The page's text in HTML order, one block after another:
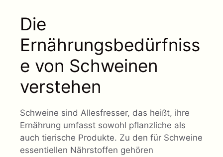
Die
Ernährungsbedürfniss
e von Schweinen
verstehen
Schweine sind Allesfresser, das heißt, ihre
Ernährung umfasst sowohl pflanzliche als
auch tierische Produkte. Zu den für Schweine
essentiellen Nährstoffen gehören